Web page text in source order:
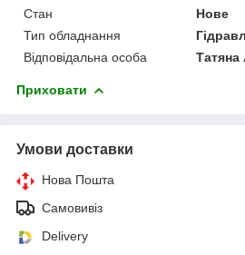
Стан
Нове
Тип обладнання
Відповідальна особа
Татяна
Приховати
Умови доставки
Нова Пошта
Самовивіз
Delivery